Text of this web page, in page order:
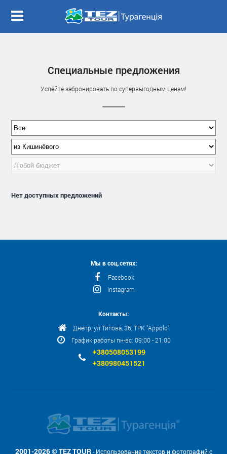
Специальные предложения
Успейте забронировать по супервыгодным ценам!
Нет доступных предложений
Мы в соц.сетях:
Facebook
Instagram
Контакты:
Днепр, ул.Титова, 36, ТРК "Appolo"
График работы пн-вс: 09:00 - 21:00
+380508053199
+380980451521
2001-2026 © TEZ TOUR- Использование текстов и фотографий с